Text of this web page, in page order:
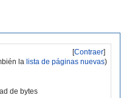
[Contraer]
la lista de páginas nuevas)
de bytes